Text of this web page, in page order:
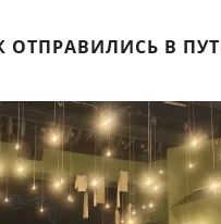
ОТПРАВИЛИСЬ В